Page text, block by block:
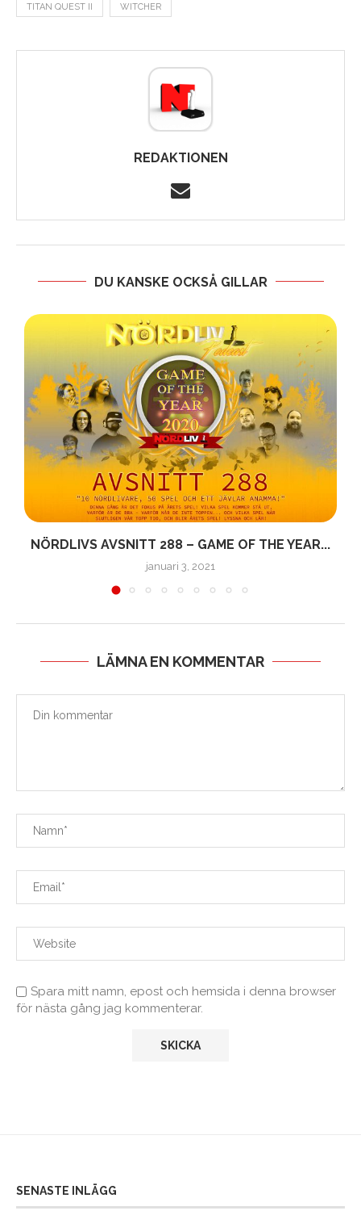
TITAN QUEST II WITCHER
REDAKTIONEN
DU KANSKE OCKSÅ GILLAR
NÖRDLIVS AVSNITT 288 – GAME OF THE YEAR...
januari 3, 2021
LÄMNA EN KOMMENTAR
Spara mitt namn, epost och hemsida i denna browser
för nästa gång jag kommenterar.
SENASTE INLÄGG